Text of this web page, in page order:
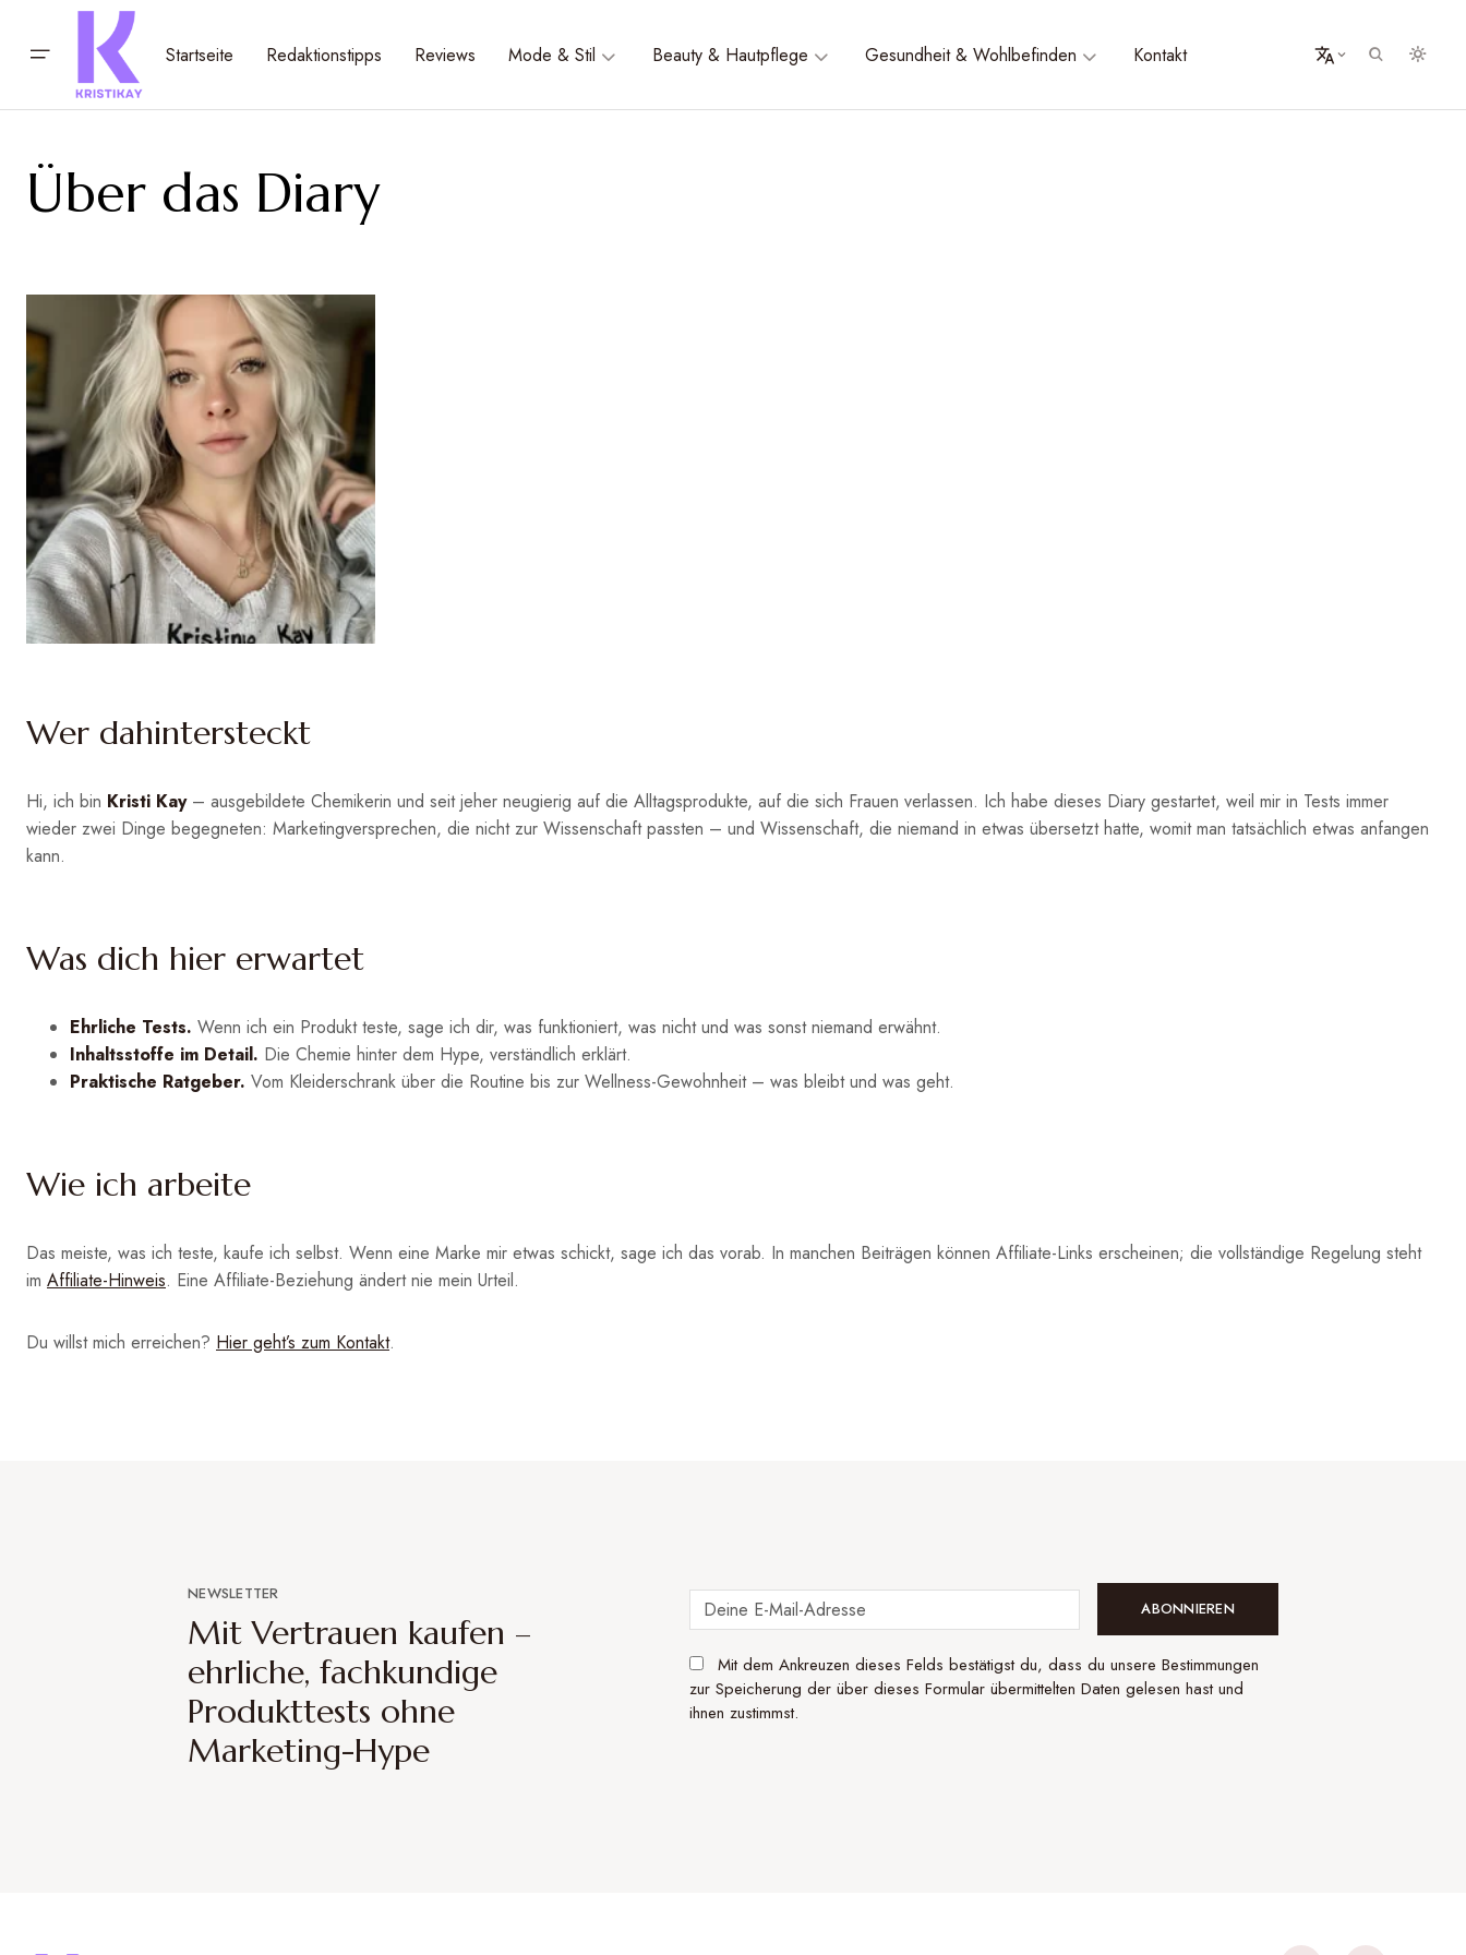
Startseite Redaktionstipps Reviews Mode & Stil Beauty & Hautpflege Gesundheit & Wohlbefinden Kontakt
Über das Diary
Wer dahintersteckt
Hi, ich bin Kristi Kay– ausgebildete Chemikerin und seit jeher neugierig auf die Alltagsprodukte, auf die sich Frauen verlassen. Ich habe dieses Diary gestartet, weil mir in Tests immer
wieder zwei Dinge begegneten: Marketingversprechen, die nicht zur Wissenschaft passten – und Wissenschaft, die niemand in etwas übersetzt hatte, womit man tatsächlich etwas anfangen
kann.
Was dich hier erwartet
Ehrliche Tests. Wenn ich ein Produkt teste, sage ich dir, was funktioniert, was nicht und was sonst niemand erwähnt.
Inhaltsstoffe im Detail. Die Chemie hinter dem Hype, verständlich erklärt.
Praktische Ratgeber. Vom Kleiderschrank über die Routine bis zur Wellness-Gewohnheit – was bleibt und was geht.
Wie ich arbeite
Das meiste, was ich teste, kaufe ich selbst. Wenn eine Marke mir etwas schickt, sage ich das vorab. In manchen Beiträgen können Affiliate-Links erscheinen; die vollständige Regelung steht
im Affiliate-Hinweis. Eine Affiliate-Beziehung ändert nie mein Urteil.
Du willst mich erreichen? Hier geht’s zum Kontakt.
NEWSLETTER
Mit Vertrauen kaufen –
ehrliche, fachkundige
Produkttests ohne
Marketing-Hype
ABONNIEREN
Mit dem Ankreuzen dieses Felds bestätigst du, dass du unsere Bestimmungen
zur Speicherung der über dieses Formular übermittelten Daten gelesen hast und
ihnen zustimmst.